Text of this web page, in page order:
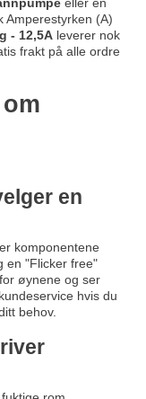
Amperestyrken (A)
- 12,5A leverer nok
frakt på alle ordre
en
komponentene
en "Flicker free"
øynene og ser
hvis du
behov.